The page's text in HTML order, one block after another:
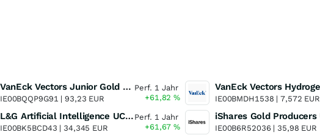
VanEck Vectors Junior Gold Miners UCITS ETF
IE00BQQP9G91 |93,23 EUR
Perf. 1 Jahr
+61,82%
L&G Artificial Intelligence UCITS ETF
IE00BK5BCD43 | 34,345 EUR
Perf. 1 Jahr
+61,67%
IE00BMDH1538 |7,572 EUR
IE00B6R52036 | 35,98 EUR